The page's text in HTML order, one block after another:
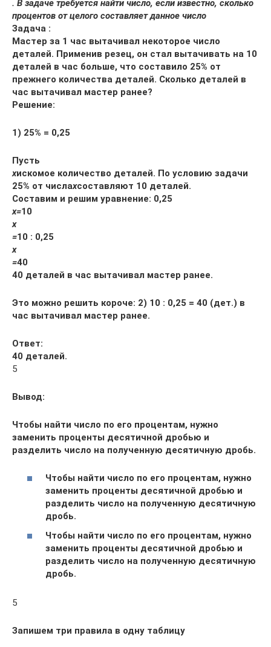
. В задаче требуется найти число, если известно, сколько
процентов от целого составляет данное число
Задача :
Мастер за 1 час вытачивал некоторое число
деталей. Применив резец, он стал вытачивать на 10
деталей в час больше, что составило 25% от
прежнего количества деталей. Сколько деталей в
час вытачивал мастер ранее?
Решение:
1) 25% = 0,25
Пусть
хискомое количество деталей. По условию задачи
25% от числахсоставляют 10 деталей.
Составим и решим уравнение: 0,25
х=10
х
=10 : 0,25
х
=40
40 деталей в час вытачивал мастер ранее.
Это можно решить короче: 2) 10 : 0,25 = 40 (дет.) в
час вытачивал мастер ранее.
Ответ:
40 деталей.
5
Вывод:
Чтобы найти число по его процентам, нужно
заменить проценты десятичной дробью и
разделить число на полученную десятичную дробь.
Чтобы найти число по его процентам, нужно
заменить проценты десятичной дробью и
разделить число на полученную десятичную
дробь.
Чтобы найти число по его процентам, нужно
заменить проценты десятичной дробью и
разделить число на полученную десятичную
дробь.
5
Запишем три правила в одну таблицу